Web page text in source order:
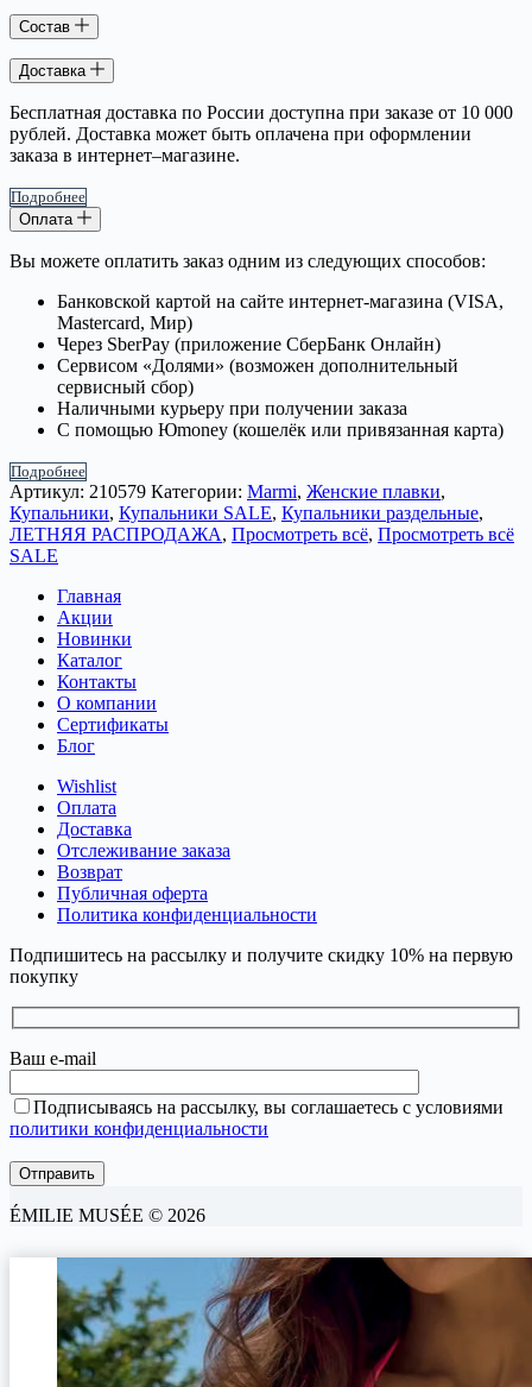
Состав
Доставка
Бесплатная доставка по России доступна при заказе от 10 000
рублей. Доставка может быть оплачена при оформлении
заказа в интернет–магазине.
Подробнее
Оплата
Вы можете оплатить заказ одним из следующих способов:
Банковской картой на сайте интернет-магазина (VISA,
Mastercard, Мир)
Через SberPay (приложение СберБанк Онлайн)
Сервисом «Долями» (возможен дополнительный
сервисный сбор)
Наличными курьеру при получении заказа
С помощью Юmoney (кошелёк или привязанная карта)
Подробнее
Артикул: 210579 Категории: Marmi, Женские плавки,
Купальники, Купальники SALE, Купальники раздельные,
ЛЕТНЯЯ РАСПРОДАЖА, Просмотреть всё, Просмотреть всё
SALE
Главная
Акции
Новинки
Каталог
Контакты
О компании
Сертификаты
Блог
Wishlist
Оплата
Доставка
Отслеживание заказа
Возврат
Публичная оферта
Политика конфиденциальности
Подпишитесь на рассылку и получите скидку 10% на первую
покупку
Ваш e-mail
Подписываясь на рассылку, вы соглашаетесь с условиями
политики конфиденциальности
ÉMILIE MUSÉE © 2026